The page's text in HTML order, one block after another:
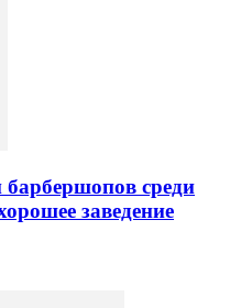
среди
заведение